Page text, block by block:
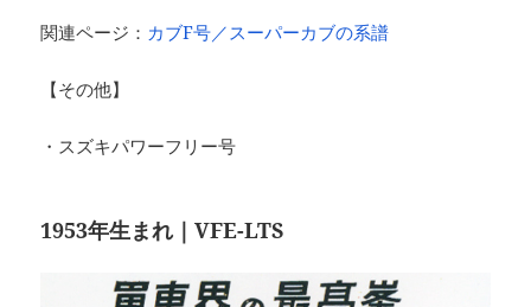
関連ページ： カブF号／スーパーカブの系譜
【その他】
・スズキパワーフリー号
1953年生まれ｜VFE-LTS